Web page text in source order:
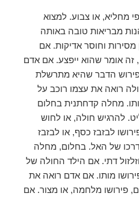
מחליא, או צבוע. למצוא
מבריאות טובה באותה
מסירות וחוסר אדיקות. אם
זה אומר שהוא ייפצע. אם אדם
הדבר שהיא מתרשלת
רואה את עצמו רוכב על
מחלה קדחתנית בחלום
להרגיש חולה, או לחוש
לבזבז כסף, או לבזבז
של האל. בחלום, מחלה
דתי. אם הילד החולה של
מותו. אם אדם רואה את
פירושו מלחמה, או מצור. אם